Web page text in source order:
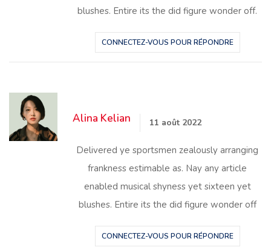
blushes. Entire its the did figure wonder off.
CONNECTEZ-VOUS POUR RÉPONDRE
Alina Kelian 11 août 2022
Delivered ye sportsmen zealously arranging
frankness estimable as. Nay any article
enabled musical shyness yet sixteen yet
blushes. Entire its the did figure wonder off
CONNECTEZ-VOUS POUR RÉPONDRE